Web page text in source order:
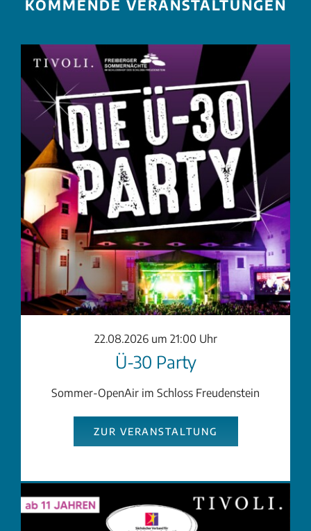
KOMMENDE VERANSTALTUNGEN
22.08.2026 um 21:00 Uhr
Ü-30 Party
Sommer-OpenAir im Schloss Freudenstein
ZUR VERANSTALTUNG